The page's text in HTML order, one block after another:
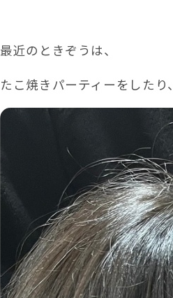
最近のときぞうは、
たこ焼きパーティーをしたり、